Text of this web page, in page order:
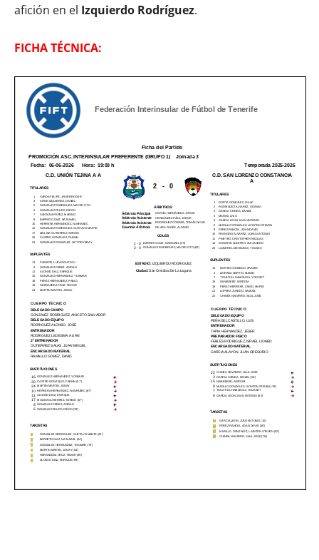
afición en el Izquierdo Rodríguez.
FICHA TÉCNICA: